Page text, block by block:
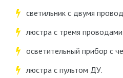
светильник с двумя
люстра с тремя
осветительный прибор с
люстра с пультом ДУ.